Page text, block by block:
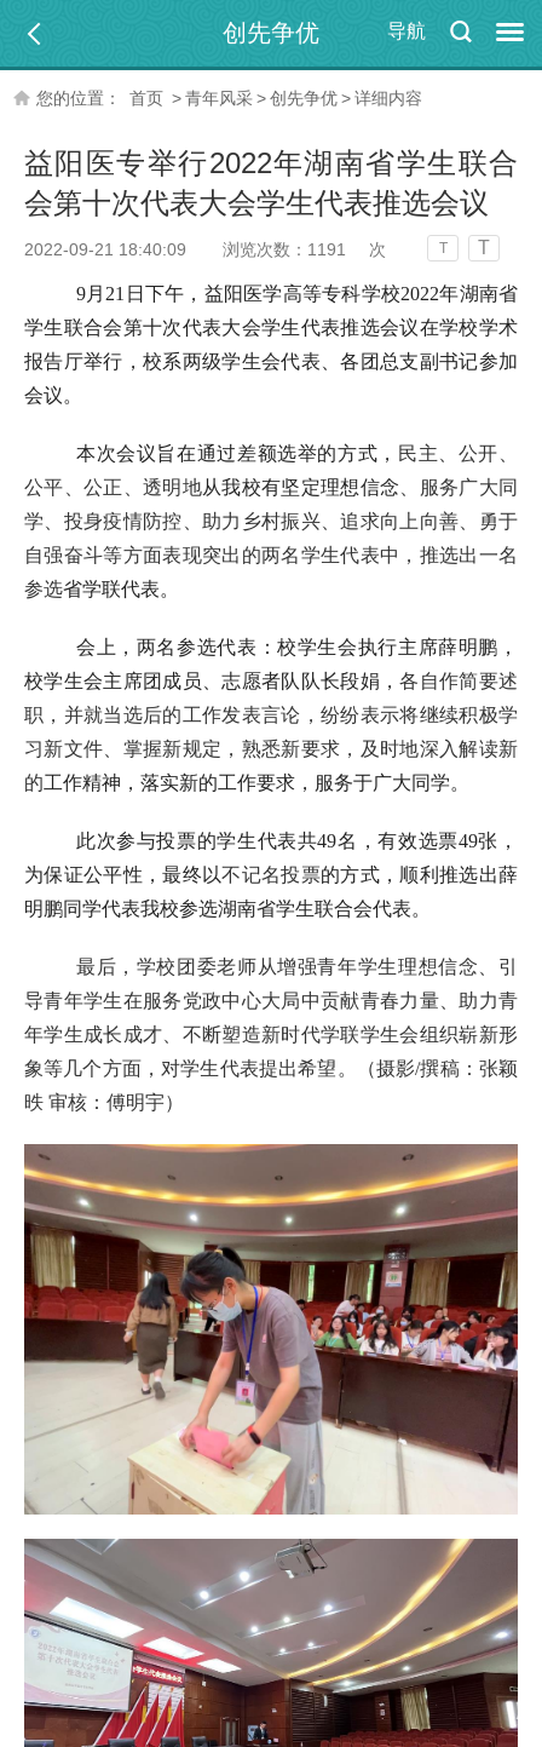
导航
创先争优
您的位置： 首页 >青年风采>创先争优>详细内容
益阳医专举行2022年湖南省学生联合
会第十次代表大会学生代表推选会议
2022-09-21 18:40:09 浏览次数： 1191 次 T T
9月21日下午，益阳医学高等专科学校2022年湖南省
学生联合会第十次代表大会学生代表推选会议在学校学术
报告厅举行，校系两级学生会代表、各团总支副书记参加
会议。
本次会议旨在通过差额选举的方式， 民主、公开、
公平、公正、透明地从我校有坚定理想信念 、服务广大同
学、投身疫情防控、助力乡村振兴、追求向上向善、勇于
自强奋斗等方面表现突出的两名学生代表中，推选出一名
参选省学联代表。
会上，两名参选代表：校学生会执行主席薛明鹏，
校学生会主席团成员、志愿者队队长段娟，各自作简要述
职，并就当选后的工作发表言论，纷纷表示将继续积极学
习新文件、掌握新规定，熟悉新要求，及时地深入解读新
的工作精神，落实新的工作要求，服务于广大同学。
此次参与投票的学生代表共49名，有效选票49张，
为保证公平性，最终以不记名投票的方式，顺利推选出薛
明鹏同学代表我校参选湖南省学生联合会代表。
最后，学校团委老师从增强青年学生理想信念、引
导青年学生在服务党政中心大局中贡献青春力量、助力青
年学生成长成才、不断塑造新时代学联学生会组织崭新形
象等几个方面，对学生代表提出希望。（摄影/撰稿：张颖
昳 审核：傅明宇）